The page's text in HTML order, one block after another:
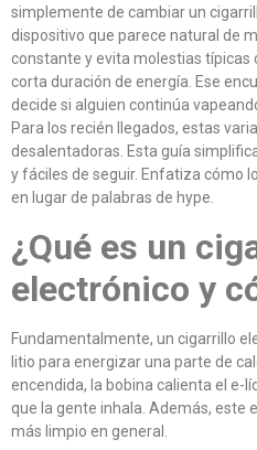
simplemente de cambiar un
dispositivo que parece natural de
constante y evita molestias típicas
corta duración de energía. Ese
decide si alguien continúa
Para los recién llegados, estas
desalentadoras. Esta guía
y fáciles de seguir. Enfatiza cómo
en lugar de palabras de hype.
¿Qué es un
electrónico y
Fundamentalmente, un cigarrillo
litio para energizar una parte de
encendida, la bobina calienta el e-
que la gente inhala. Además, este
más limpio en general.